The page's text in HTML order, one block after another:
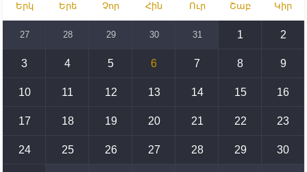
Իրանը կողմ է տարածաշրջանի համար շահավետ
տրանսպորտային հաղորդակցությունների
զարգացմանը, սակայն ոչ՝ միջազգային
սահմանների փոփոխությանը
15:10 02.10.2023
սպառնալիքները կասեցնելու համար. իսպանացի
պատգամավորը Գորիսում է
14:54 02.10.2023
տեղակայված հայկական դիրքերի անձնակազմի
Երկ Երե Չոր Հին Ուր Շաբ Կիր
27 28 29 30 31 1 2
3 4 5 6 7 8 9
10 11 12 13 14 15 16
17 18 19 20 21 22 23
24 25 26 27 28 29 30